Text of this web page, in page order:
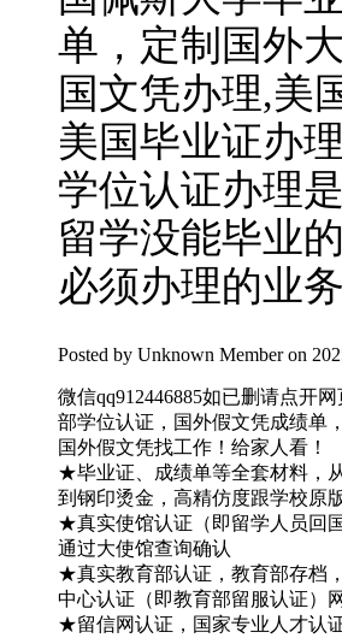
单，定制国外
国文凭办理,美
美国毕业证办
学位认证办理
留学没能毕业
必须办理的业务
Posted by Unknown Member on
微信qq912446885如已删请点开
部学位认证，国外假文凭成绩单
国外假文凭找工作！给家人看！
★毕业证、成绩单等全套材料，
到钢印烫金，高精仿度跟学校原
★真实使馆认证（即留学人员回
通过大使馆查询确认
★真实教育部认证，教育部存档
中心认证（即教育部留服认证）
★留信网认证，国家专业人才认